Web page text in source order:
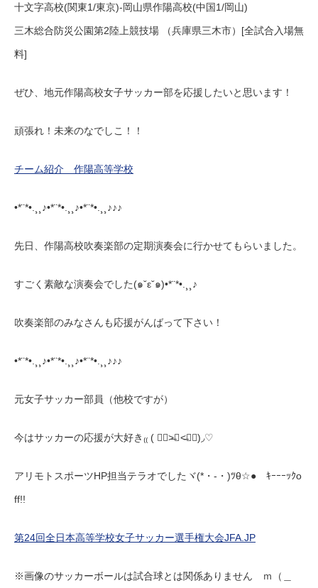
十文字高校(関東1/東京)-岡山県作陽高校(中国1/岡山)
三木総合防災公園第2陸上競技場 （兵庫県三木市）[全試合入場無
料]
ぜひ、地元作陽高校女子サッカー部を応援したいと思います！
頑張れ！未来のなでしこ！！
チーム紹介 作陽高等学校
•*¨*•.¸¸♪•*¨*•.¸¸♪•*¨*•.¸¸♪♪♪
先日、作陽高校吹奏楽部の定期演奏会に行かせてもらいました。
すごく素敵な演奏会でした(๑ˇεˇ๑)•*¨*•.¸¸♪
吹奏楽部のみなさんも応援がんばって下さい！
•*¨*•.¸¸♪•*¨*•.¸¸♪•*¨*•.¸¸♪♪♪
元女子サッカー部員（他校ですが）
今はサッカーの応援が大好き₍₍ ( ๑॔˃̶◡ ˂̶๑॓)◞♡
アリモトスポーツHP担当テラオでしたヾ(*・-・)ﾂθ☆● ｷｰｰｰｯｸo
ff!!
第24回全日本高等学校女子サッカー選手権大会JFA.JP
※画像のサッカーボールは試合球とは関係ありません ｍ（＿